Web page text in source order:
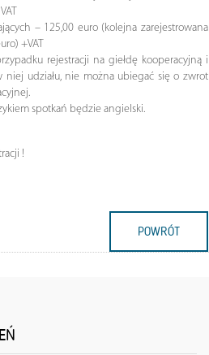
– 125,00 euro (kolejna zarejestrowana
+VAT
rejestracji na giełdę kooperacyjną i
niej udziału, nie można ubiegać się o zwrot
spotkań będzie angielski.
!
POWRÓT